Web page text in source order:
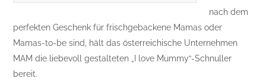
nach dem
perfekten Geschenk für frischgebackene Mamas oder
Mamas-to-be sind, hält das österreichische Unternehmen
MAM die liebevoll gestalteten „I love Mummy“-Schnuller
bereit.